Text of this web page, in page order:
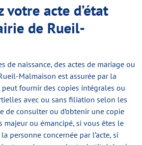
votre acte d’état
de Rueil-
de naissance, des actes de mariage ou
Malmaison est assurée par la
fournir des copies intégrales ou
avec ou sans filiation selon les
de consulter ou d’obtenir une copie
majeur ou émancipé, si vous êtes le
personne concernée par l’acte, si